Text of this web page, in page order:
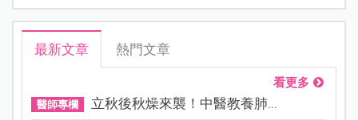
最新文章 熱門文章
看更多
醫師專欄 立秋後秋燥來襲！中醫教養肺...